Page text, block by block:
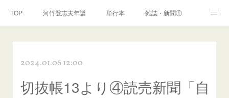
TOP 河竹登志夫年譜 単行本 雑誌・新聞①
河竹繁俊 年譜 河竹黙阿弥 年譜
2024.01.06 12:00
切抜帳13より④読売新聞「自